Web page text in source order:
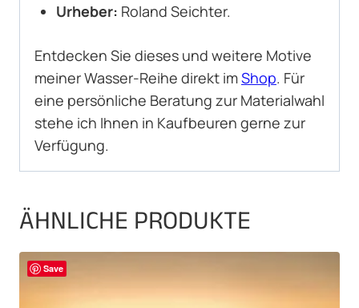
Urheber: Roland Seichter.
Entdecken Sie dieses und weitere Motive
meiner Wasser-Reihe direkt imShop. Für
eine persönliche Beratung zur Materialwahl
stehe ich Ihnen in Kaufbeuren gerne zur
Verfügung.
ÄHNLICHE PRODUKTE
Save